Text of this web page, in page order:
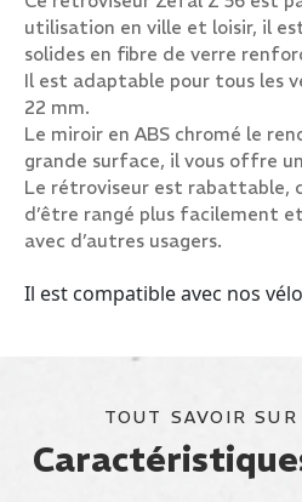
utilisation en ville et loisir, il
solides en fibre de verre
Il est adaptable pour tous les
22 mm.
Le miroir en ABS chromé le
grande surface, il vous offre
Le rétroviseur est rabattable,
d’être rangé plus facilement
avec d’autres usagers.
Il est compatible avec nos
TOUT SAVOIR